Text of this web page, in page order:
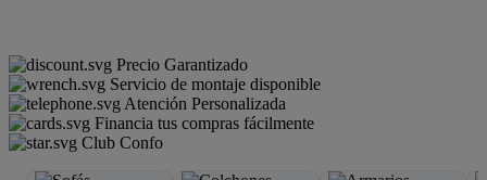
Precio Garantizado
Servicio de montaje disponible
Atención Personalizada
Financia tus compras fácilmente
Club Confo